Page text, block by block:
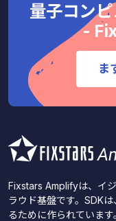
量子コン
-
ま
Fixstars Amplifyは、イ
ラウド基盤です。SDK
るために作られていま